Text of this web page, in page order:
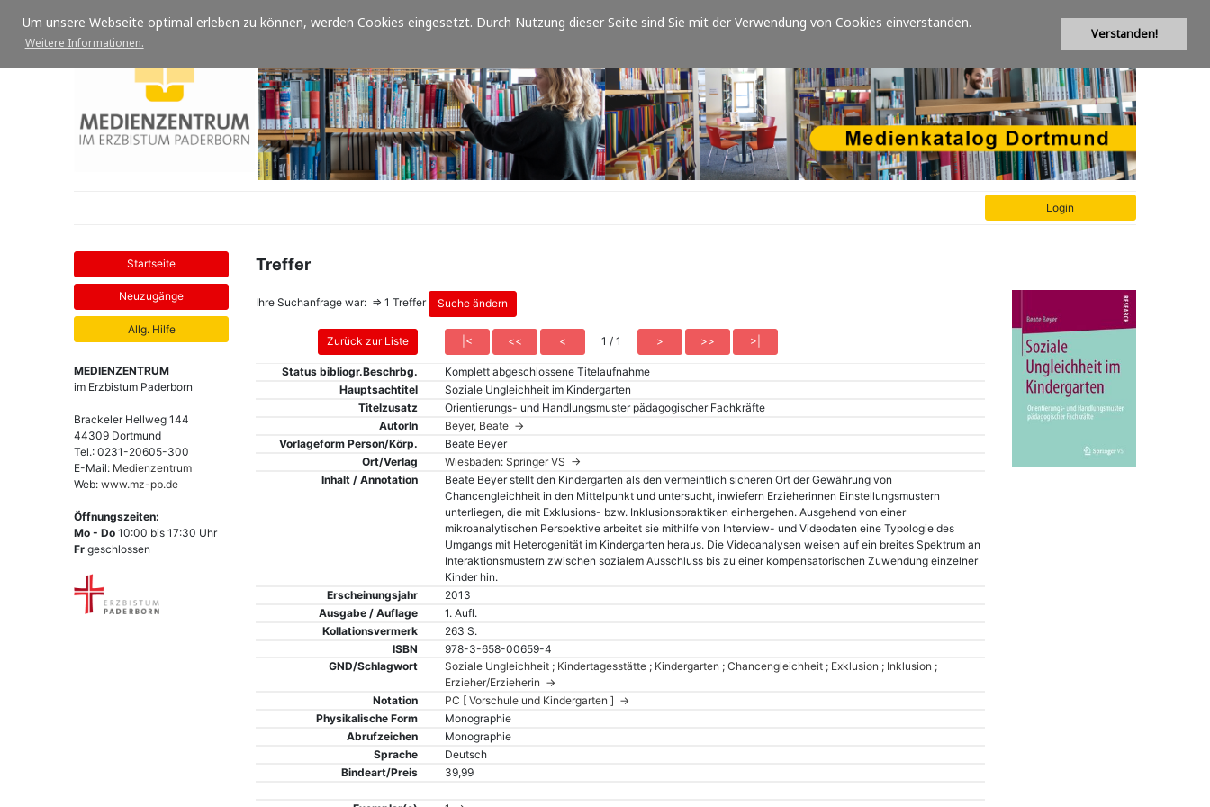
Um unsere Webseite optimal erleben zu können, werden Cookies eingesetzt. Durch Nutzung dieser Seite sind Sie mit der Verwendung von Cookies einverstanden.
Weitere Informationen.
Verstanden!
MEDIENZENTRUM
im Erzbistum Paderborn
Brackeler Hellweg 144
44309 Dortmund
Tel.: 0231-20605-300
E-Mail: Medienzentrum
Web:www.mz-pb.de
Öffnungszeiten:
Mo - Do 10:00 bis 17:30 Uhr
Fr geschlossen
Treffer
Ihre Suchanfrage war: ⇒ 1 Treffer
1 / 1
Status bibliogr.Beschrbg.
Komplett abgeschlossene Titelaufnahme
Hauptsachtitel
Soziale Ungleichheit im Kindergarten
Titelzusatz
Orientierungs- und Handlungsmuster pädagogischer Fachkräfte
AutorIn
Beyer, Beate →
Vorlageform Person/Körp.
Beate Beyer
Ort/Verlag
Wiesbaden: Springer VS →
Inhalt / Annotation
Beate Beyer stellt den Kindergarten als den vermeintlich sicheren Ort der Gewährung von
Chancengleichheit in den Mittelpunkt und untersucht, inwiefern Erzieherinnen Einstellungsmustern
unterliegen, die mit Exklusions- bzw. Inklusionspraktiken einhergehen. Ausgehend von einer
mikroanalytischen Perspektive arbeitet sie mithilfe von Interview- und Videodaten eine Typologie des
Umgangs mit Heterogenität im Kindergarten heraus. Die Videoanalysen weisen auf ein breites Spektrum an
Interaktionsmustern zwischen sozialem Ausschluss bis zu einer kompensatorischen Zuwendung einzelner
Kinder hin.
Erscheinungsjahr
2013
Ausgabe / Auflage
1. Aufl.
Kollationsvermerk
263 S.
ISBN
978-3-658-00659-4
GND/Schlagwort
Soziale Ungleichheit ; Kindertagesstätte ; Kindergarten ; Chancengleichheit ; Exklusion ; Inklusion ;
Erzieher/Erzieherin →
Notation
PC [ Vorschule und Kindergarten ] →
Physikalische Form
Monographie
Abrufzeichen
Monographie
Sprache
Deutsch
Bindeart/Preis
39,99